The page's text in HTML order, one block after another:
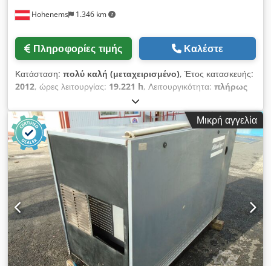
Hohenems 1.346 km
Πληροφορίες τιμής Καλέστε
Κατάσταση: πολύ καλή (μεταχειρισμένο), Έτος κατασκευής:
2012, ώρες λειτουργίας: 19.221 h, Λειτουργικότητα: πλήρως
, Συστήμα συμπιεστή βιδωτού τύπου χωρίς λάδι,
μοντέλο ZT250FF. Dedpfozmdrbsx Am Dskr Ενσωματωμένος
αφυγραντής. Ισχύς: 250 kW Πίεση: 10 bar Παραγωγή: 42,31
m3/λεπτό Έτος κατασκευής: 2012 Ώρες λειτουργίας: 19.221
Μικρή αγγελία